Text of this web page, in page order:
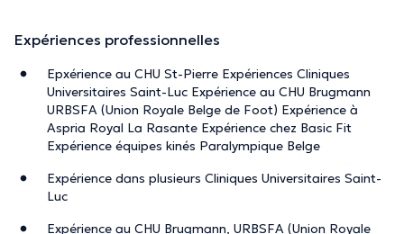
Expériences professionnelles
Epxérience au CHU St-Pierre Expériences Cliniques
Universitaires Saint-Luc Expérience au CHU Brugmann
URBSFA (Union Royale Belge de Foot) Expérience à
Aspria Royal La Rasante Expérience chez Basic Fit
Expérience équipes kinés Paralympique Belge
Expérience dans plusieurs Cliniques Universitaires Saint-
Luc
Expérience au CHU Brugmann, URBSFA (Union Royale